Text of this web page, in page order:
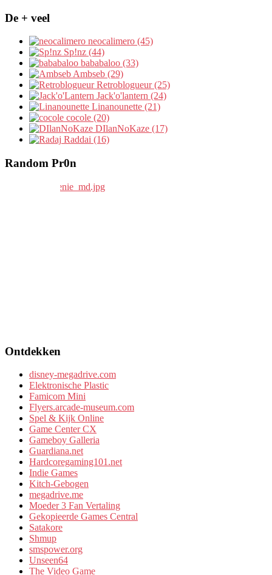
De + veel
neocalimero (45)
Sp!nz (44)
bababaloo (33)
Ambseb (29)
Retroblogueur (25)
Jack'o'lantern (24)
Linanounette (21)
cocole (20)
DIlanNoKaze (17)
Raddai (16)
Random Pr0n
Ontdekken
disney-megadrive.com
Elektronische Plastic
Famicom Mini
Flyers.arcade-museum.com
Spel & Kijk Online
Game Center CX
Gameboy Galleria
Guardiana.net
Hardcoregaming101.net
Indie Games
Kitch-Gebogen
megadrive.me
Moeder 3 Fan Vertaling
Gekopieerde Games Central
Satakore
Shmup
smspower.org
Unseen64
The Video Game